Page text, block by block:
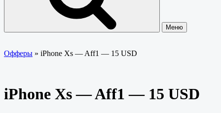
Меню
Офферы » iPhone Xs — Aff1 — 15 USD
iPhone Xs — Aff1 — 15 USD